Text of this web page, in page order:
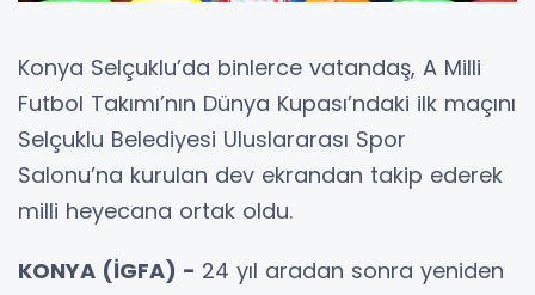
Konya Selçuklu’da binlerce vatandaş, A Milli
Futbol Takımı’nın Dünya Kupası’ndaki ilk maçını
Selçuklu Belediyesi Uluslararası Spor
Salonu’na kurulan dev ekrandan takip ederek
milli heyecana ortak oldu.
KONYA (İGFA) - 24 yıl aradan sonra yeniden